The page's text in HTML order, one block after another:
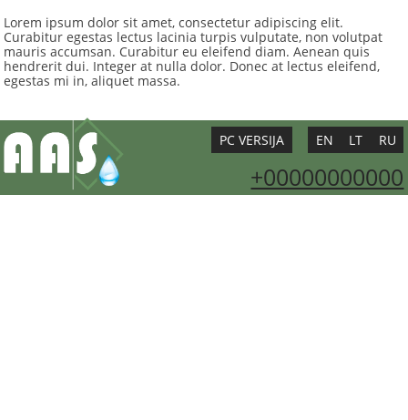
Lorem ipsum dolor sit amet, consectetur adipiscing elit.
Curabitur egestas lectus lacinia turpis vulputate, non volutpat
mauris accumsan. Curabitur eu eleifend diam. Aenean quis
hendrerit dui. Integer at nulla dolor. Donec at lectus eleifend,
egestas mi in, aliquet massa.
PC VERSIJA EN LT RU
+00000000000